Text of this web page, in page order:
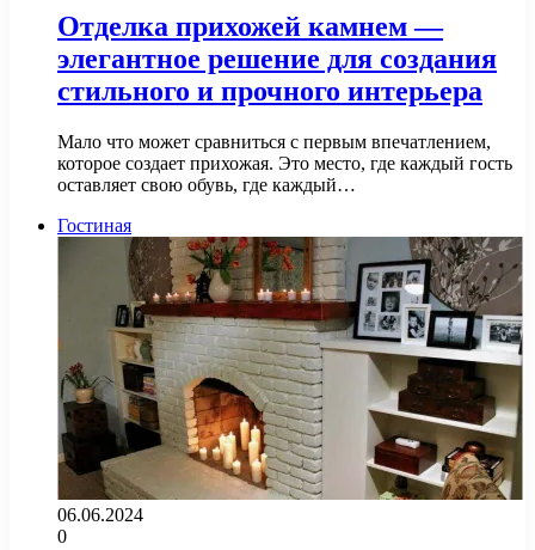
Отделка прихожей камнем —
элегантное решение для создания
стильного и прочного интерьера
Мало что может сравниться с первым впечатлением,
которое создает прихожая. Это место, где каждый гость
оставляет свою обувь, где каждый…
Гостиная
06.06.2024
0